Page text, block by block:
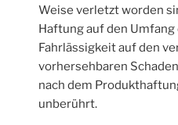
Weise verletzt worden
Haftung auf den Umfang
Fahrlässigkeit auf den
vorhersehbaren
nach dem
unberührt.